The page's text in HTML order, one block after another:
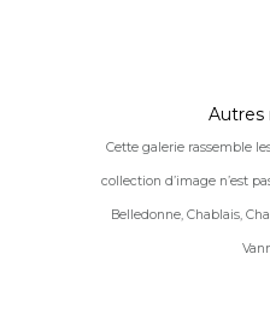
Autres
Cette galerie rassemble
collection d’image n’est
Belledonne, Chablais,